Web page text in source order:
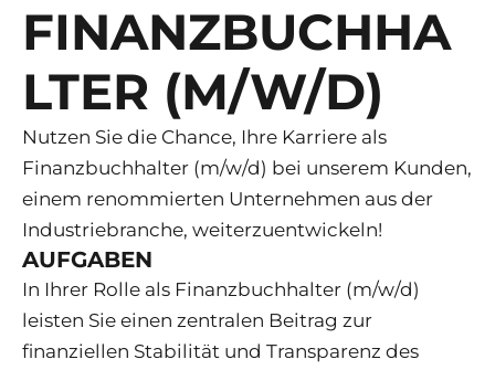
FINANZBUCHHA
LTER (M/W/D)
Nutzen Sie die Chance, Ihre Karriere als
Finanzbuchhalter (m/w/d) bei unserem Kunden,
einem renommierten Unternehmen aus der
Industriebranche, weiterzuentwickeln!
AUFGABEN
In Ihrer Rolle als Finanzbuchhalter (m/w/d)
leisten Sie einen zentralen Beitrag zur
finanziellen Stabilität und Transparenz des